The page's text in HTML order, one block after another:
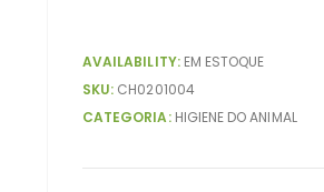
AVAILABILITY: EM ESTOQUE
SKU: CH0201004
CATEGORIA: HIGIENE DO ANIMAL